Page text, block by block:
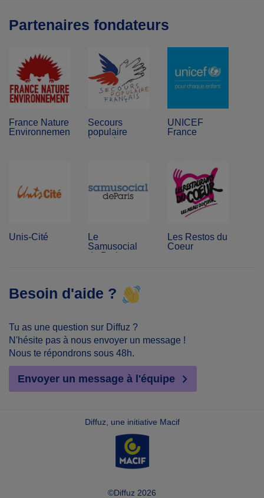
Partenaires fondateurs
France Nature
Environnement
Secours
populaire
français
UNICEF
France
Unis-Cité
Le
Samusocial
de Paris
Les Restos du
Coeur
Besoin d'aide ?
Tu as une question sur Diffuz ?
N'hésite pas à nous envoyer un message !
Nous te répondrons sous 48h.
Envoyer un message à l'équipe
Diffuz, une initiative Macif
©Diffuz 2026